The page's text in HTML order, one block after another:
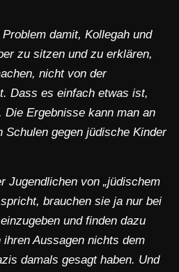
damit, Kollegah und
zu sitzen und zu erklären,
nicht von der
Dass es einfach etwas ist,
Ergebnisse kann man an
Schulen gegen jüdische Kinder
Jugendlichen von „jüdischem
brauchen sie ja nur bei
und finden dazu
Aussagen nichts dem
damals gesagt haben. Und